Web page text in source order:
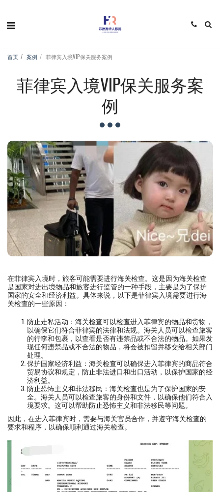
首页 案例 菲律宾入境VIP保关服务案例
菲律宾入境VIP保关服务案
例
在菲律宾入境时，旅客可能需要进行海关检查。这是因为海关检查
是国家对进出境物品和旅客进行监管的一种手段，主要是为了保护
国家的安全和经济利益。具体来说，以下是菲律宾入境需要进行海
关检查的一些原因：
防止走私活动：海关检查可以检查进入菲律宾的物品和货物，
以确保它们符合菲律宾的法律和法规。海关人员可以检查旅客
的行李和包裹，以查看是否有违禁品或不合法的物品。如果发
现任何违禁品或不合法的物品，将会被扣留并移交给相关部门
处理。
保护国家经济利益：海关检查可以确保进入菲律宾的商品符合
贸易协议和规定，防止非法进口和出口活动，以保护国家的经
济利益。
防止恐怖主义和非法移民：海关检查也是为了保护国家的安
全。海关人员可以检查旅客的身份和文件，以确保他们符合入
境要求。这可以帮助防止恐怖主义和非法移民等问题。
因此，在进入菲律宾时，需要与海关官员合作，并遵守海关检查的
要求和程序，以确保顺利通过海关检查。